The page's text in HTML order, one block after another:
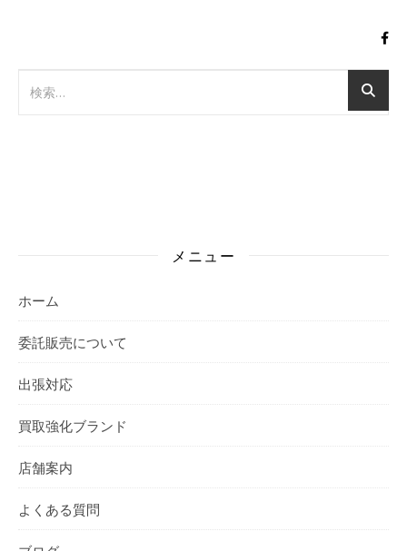
メニュー
ホーム
委託販売について
出張対応
買取強化ブランド
店舗案内
よくある質問